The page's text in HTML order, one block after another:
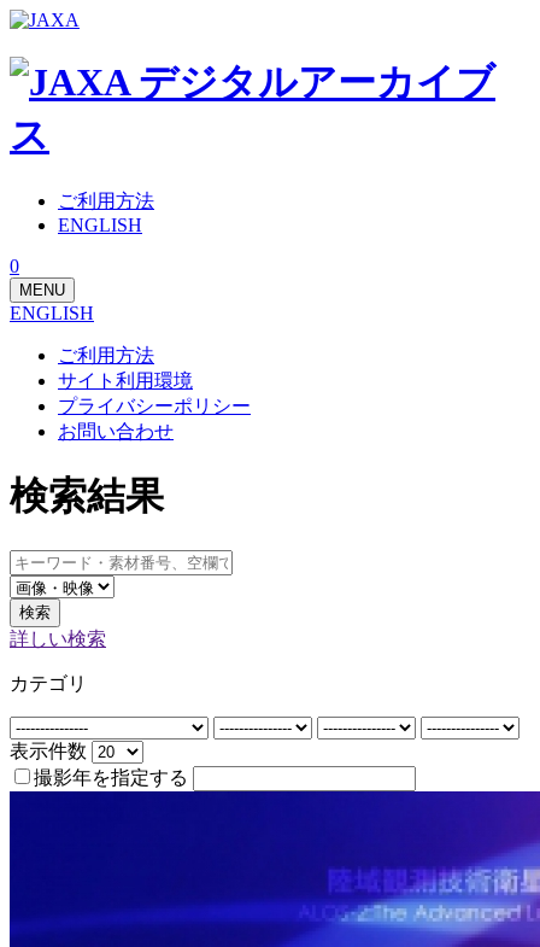
ご利用方法
ENGLISH
0
MENU
ENGLISH
ご利用方法
サイト利用環境
プライバシーポリシー
お問い合わせ
検索結果
検索
詳しい検索
カテゴリ
表示件数
撮影年を指定する